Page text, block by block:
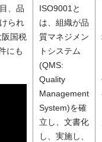
、品
られ
阪国税
にも
ISO9001と
は、組織が品
質マネジメン
トシステム
(QMS:
Quality
Management
System)を確
立し、文書化
し、実施し、